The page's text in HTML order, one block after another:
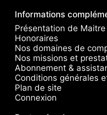
Informations
Présentation de
Honoraires
Nos domaines de
Nos missions et
Abonnement &
Conditions générales
Plan de site
Connexion